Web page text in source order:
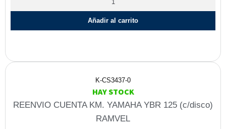
Añadir al carrito
K-CS3437-0
HAY STOCK
REENVIO CUENTA KM. YAMAHA YBR 125 (c/disco)
RAMVEL